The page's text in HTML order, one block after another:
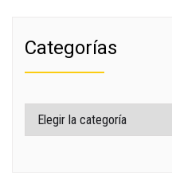
Categorías
Categorías